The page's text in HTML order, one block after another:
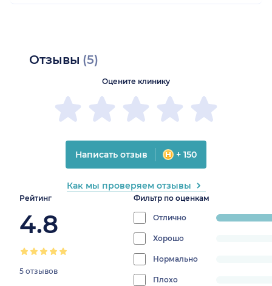
Отзывы (5)
Рейтинг
4.8
5 отзывов
Фильтр по оценкам
Отлично
progress:
Хорошо
0%
Нормально
0%
Плохо
Оцените клинику
Написать отзыв + 150
Как мы проверяем отзывы